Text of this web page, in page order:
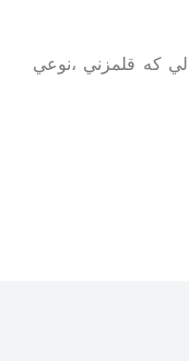
كه‌ قلمزني‌ ،نوعي‌